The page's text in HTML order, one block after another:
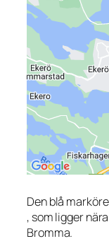
Den blå
, som ligger
Bromma.